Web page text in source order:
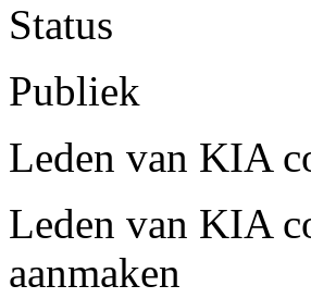
Status
Publiek
Leden van KIA
Leden van KIA
aanmaken